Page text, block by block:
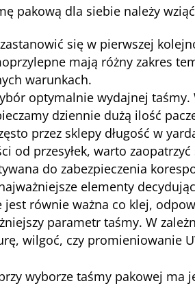
pakową dla siebie należy
się w pierwszej
mają różny zakres
warunkach.
optymalnie wydajnej
dziennie dużą ilość
przez sklepy długość w
od przesyłek, warto
do zabezpieczenia
elementy
jest równie ważna co klej,
parametr taśmy. W
wilgoć, czy promieniowanie
wyborze taśmy pakowej ma